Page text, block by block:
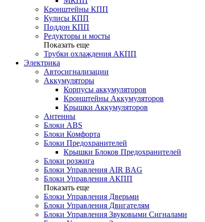
Кронштейны КПП
Кулисы КПП
Поддон КПП
Редукторы и мосты
Показать еще
Трубки охлаждения АКПП
Электрика
Автосигнализации
Аккумуляторы
Корпусы аккумуляторов
Кронштейны Аккумуляторов
Крышки Аккумуляторов
Антенны
Блоки ABS
Блоки Комфорта
Блоки Предохранителей
Крышки Блоков Предохранителей
Блоки розжига
Блоки Управления AIR BAG
Блоки Управления АКПП
Показать еще
Блоки Управления Дверьми
Блоки Управления Двигателям
Блоки Управления Звуковыми Сигналами